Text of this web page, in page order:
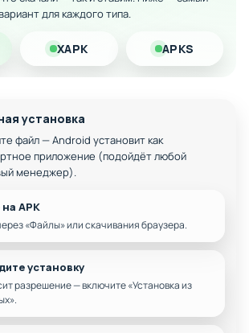
на внутриигровые покупки.
для каждого типа.
XAPK APKS
установка
файл — Android установит как
приложение (подойдёт любой
менеджер).
APK
«Файлы» или скачивания браузера.
установку
разрешение — включите «Установка из